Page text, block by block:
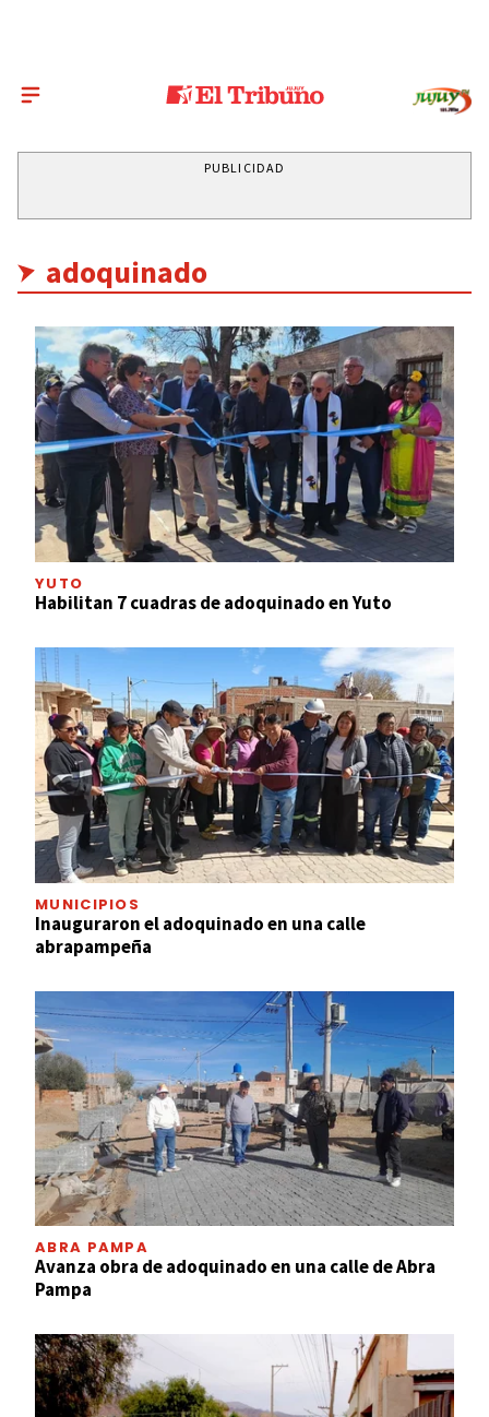
PUBLICIDAD
adoquinado
YUTO
Habilitan 7 cuadras de adoquinado en Yuto
MUNICIPIOS
Inauguraron el adoquinado en una calle
abrapampeña
ABRA PAMPA
Avanza obra de adoquinado en una calle de Abra
Pampa